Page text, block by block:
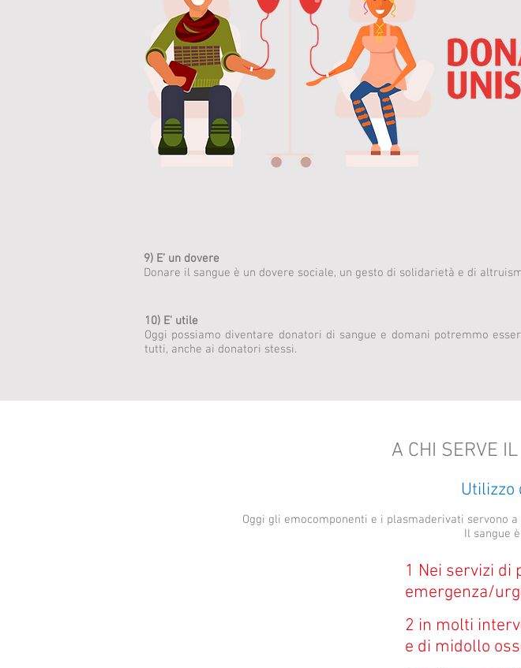
9) E’ un dovere
Donare il sangue è un dovere sociale, un gesto di solidarietà e di
10) E’ utile
Oggi possiamo diventare donatori di sangue e domani potremmo
tutti, anche ai donatori stessi.
A CHI SERVE
Utilizzo
Oggi gli emocomponenti e i plasmaderivati servono
Il sangue
1 Nei servizi di
emergenza/
2 in molti
e di midollo